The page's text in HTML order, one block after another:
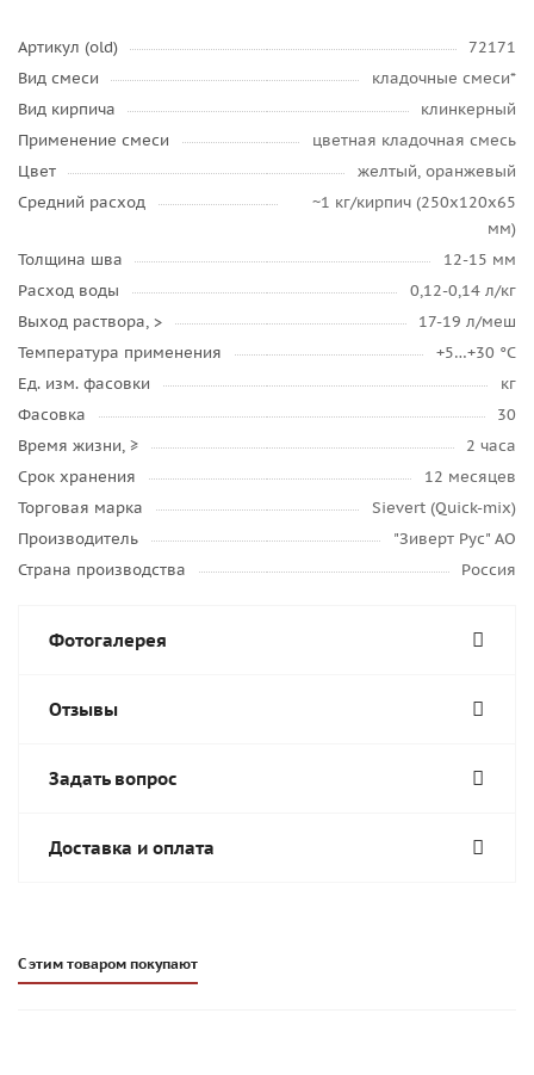
Артикул (old)
72171
Вид смеси
кладочные смеси*
Вид кирпича
клинкерный
Применение смеси
цветная кладочная смесь
Цвет
желтый, оранжевый
Средний расход
~1 кг/кирпич (250х120х65
мм)
Толщина шва
12-15 мм
Расход воды
0,12-0,14 л/кг
Выход раствора, >
17-19 л/меш
Температура применения
+5…+30 °C
Ед. изм. фасовки
кг
Фасовка
30
Время жизни, ≥
2 часа
Срок хранения
12 месяцев
Торговая марка
Sievert (Quick-mix)
Производитель
"Зиверт Рус" АО
Страна производства
Россия
Фотогалерея
Отзывы
Задать вопрос
Доставка и оплата
С этим товаром покупают